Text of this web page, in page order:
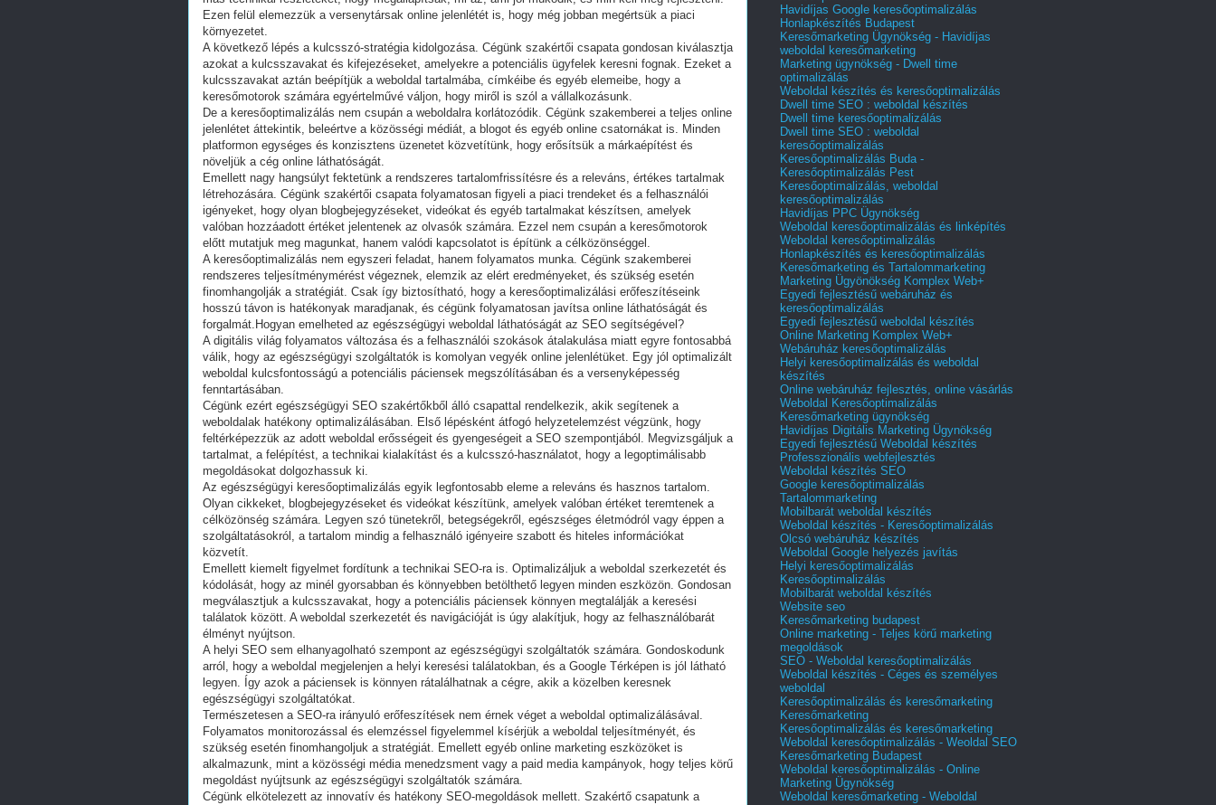
Ezen felül elemezzük a versenytársak online jelenlétét is, hogy még jobban megértsük a piaci
környezetet.
A következő lépés a kulcsszó-stratégia kidolgozása. Cégünk szakértői csapata gondosan kiválasztja
azokat a kulcsszavakat és kifejezéseket, amelyekre a potenciális ügyfelek keresni fognak. Ezeket a
kulcsszavakat aztán beépítjük a weboldal tartalmába, címkéibe és egyéb elemeibe, hogy a
keresőmotorok számára egyértelművé váljon, hogy miről is szól a vállalkozásunk.
De a keresőoptimalizálás nem csupán a weboldalra korlátozódik. Cégünk szakemberei a teljes online
jelenlétet áttekintik, beleértve a közösségi médiát, a blogot és egyéb online csatornákat is. Minden
platformon egységes és konzisztens üzenetet közvetítünk, hogy erősítsük a márkaépítést és
növeljük a cég online láthatóságát.
Emellett nagy hangsúlyt fektetünk a rendszeres tartalomfrissítésre és a releváns, értékes tartalmak
létrehozására. Cégünk szakértői csapata folyamatosan figyeli a piaci trendeket és a felhasználói
igényeket, hogy olyan blogbejegyzéseket, videókat és egyéb tartalmakat készítsen, amelyek
valóban hozzáadott értéket jelentenek az olvasók számára. Ezzel nem csupán a keresőmotorok
előtt mutatjuk meg magunkat, hanem valódi kapcsolatot is építünk a célközönséggel.
A keresőoptimalizálás nem egyszeri feladat, hanem folyamatos munka. Cégünk szakemberei
rendszeres teljesítménymérést végeznek, elemzik az elért eredményeket, és szükség esetén
finomhangolják a stratégiát. Csak így biztosítható, hogy a keresőoptimalizálási erőfeszítéseink
hosszú távon is hatékonyak maradjanak, és cégünk folyamatosan javítsa online láthatóságát és
forgalmát.Hogyan emelheted az egészségügyi weboldal láthatóságát az SEO segítségével?
A digitális világ folyamatos változása és a felhasználói szokások átalakulása miatt egyre fontosabbá
válik, hogy az egészségügyi szolgáltatók is komolyan vegyék online jelenlétüket. Egy jól optimalizált
weboldal kulcsfontosságú a potenciális páciensek megszólításában és a versenyképesség
fenntartásában.
Cégünk ezért egészségügyi SEO szakértőkből álló csapattal rendelkezik, akik segítenek a
weboldalak hatékony optimalizálásában. Első lépésként átfogó helyzetelemzést végzünk, hogy
feltérképezzük az adott weboldal erősségeit és gyengeségeit a SEO szempontjából. Megvizsgáljuk a
tartalmat, a felépítést, a technikai kialakítást és a kulcsszó-használatot, hogy a legoptimálisabb
megoldásokat dolgozhassuk ki.
Az egészségügyi keresőoptimalizálás egyik legfontosabb eleme a releváns és hasznos tartalom.
Olyan cikkeket, blogbejegyzéseket és videókat készítünk, amelyek valóban értéket teremtenek a
célközönség számára. Legyen szó tünetekről, betegségekről, egészséges életmódról vagy éppen a
szolgáltatásokról, a tartalom mindig a felhasználó igényeire szabott és hiteles információkat
közvetít.
Emellett kiemelt figyelmet fordítunk a technikai SEO-ra is. Optimalizáljuk a weboldal szerkezetét és
kódolását, hogy az minél gyorsabban és könnyebben betölthető legyen minden eszközön. Gondosan
megválasztjuk a kulcsszavakat, hogy a potenciális páciensek könnyen megtalálják a keresési
találatok között. A weboldal szerkezetét és navigációját is úgy alakítjuk, hogy az felhasználóbarát
élményt nyújtson.
A helyi SEO sem elhanyagolható szempont az egészségügyi szolgáltatók számára. Gondoskodunk
arról, hogy a weboldal megjelenjen a helyi keresési találatokban, és a Google Térképen is jól látható
legyen. Így azok a páciensek is könnyen rátalálhatnak a cégre, akik a közelben keresnek
egészségügyi szolgáltatókat.
Természetesen a SEO-ra irányuló erőfeszítések nem érnek véget a weboldal optimalizálásával.
Folyamatos monitorozással és elemzéssel figyelemmel kísérjük a weboldal teljesítményét, és
szükség esetén finomhangoljuk a stratégiát. Emellett egyéb online marketing eszközöket is
alkalmazunk, mint a közösségi média menedzsment vagy a paid media kampányok, hogy teljes körű
megoldást nyújtsunk az egészségügyi szolgáltatók számára.
Cégünk elkötelezett az innovatív és hatékony SEO-megoldások mellett. Szakértő csapatunk a
Havidíjas Google keresőoptimalizálás
Honlapkészítés Budapest
Keresőmarketing Ügynökség - Havidíjas
weboldal keresőmarketing
Marketing ügynökség - Dwell time
optimalizálás
Weboldal készítés és keresőoptimalizálás
Dwell time SEO : weboldal készítés
Dwell time keresőoptimalizálás
Dwell time SEO : weboldal
keresőoptimalizálás
Keresőoptimalizálás Buda -
Keresőoptimalizálás Pest
Keresőoptimalizálás, weboldal
keresőoptimalizálás
Havidíjas PPC Ügynökség
Weboldal keresőoptimalizálás és linképítés
Weboldal keresőoptimalizálás
Honlapkészítés és keresőoptimalizálás
Keresőmarketing és Tartalommarketing
Marketing Ügyönökség Komplex Web+
Egyedi fejlesztésű webáruház és
keresőoptimalizálás
Egyedi fejlesztésű weboldal készítés
Online Marketing Komplex Web+
Webáruház keresőoptimalizálás
Helyi keresőoptimalizálás és weboldal
készítés
Online webáruház fejlesztés, online vásárlás
Weboldal Keresőoptimalizálás
Keresőmarketing ügynökség
Havidíjas Digitális Marketing Ügynökség
Egyedi fejlesztésű Weboldal készítés
Professzionális webfejlesztés
Weboldal készítés SEO
Google keresőoptimalizálás
Tartalommarketing
Mobilbarát weboldal készítés
Weboldal készítés - Keresőoptimalizálás
Olcsó webáruház készítés
Weboldal Google helyezés javítás
Helyi keresőoptimalizálás
Keresőoptimalizálás
Mobilbarát weboldal készítés
Website seo
Keresőmarketing budapest
Online marketing - Teljes körű marketing
megoldások
SEO - Weboldal keresőoptimalizálás
Weboldal készítés - Céges és személyes
weboldal
Keresőoptimalizálás és keresőmarketing
Keresőmarketing
Keresőoptimalizálás és keresőmarketing
Weboldal keresőoptimalizálás - Weoldal SEO
Keresőmarketing Budapest
Weboldal keresőoptimalizálás - Online
Marketing Ügynökség
Weboldal keresőmarketing - Weboldal